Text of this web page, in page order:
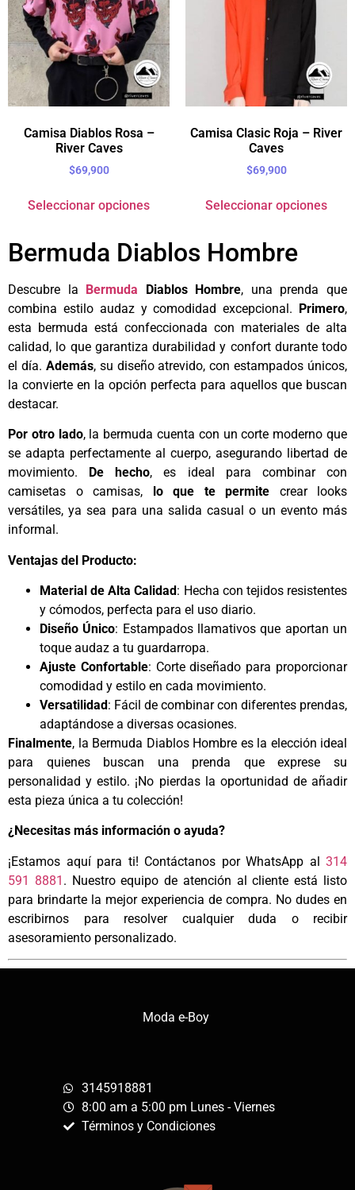
Camisa Diablos Rosa –
River Caves
$69,900
Seleccionar opciones
Camisa Clasic Roja – River
Caves
$69,900
Seleccionar opciones
Bermuda Diablos Hombre
Descubre la Bermuda Diablos Hombre, una prenda que
combina estilo audaz y comodidad excepcional. Primero,
esta bermuda está confeccionada con materiales de alta
calidad, lo que garantiza durabilidad y confort durante todo
el día. Además, su diseño atrevido, con estampados únicos,
la convierte en la opción perfecta para aquellos que buscan
destacar.
Por otro lado, la bermuda cuenta con un corte moderno que
se adapta perfectamente al cuerpo, asegurando libertad de
movimiento.
De hecho, es ideal para combinar con
camisetas o camisas,
lo que te permite crear looks
versátiles, ya sea para una salida casual o un evento más
informal.
Ventajas del Producto:
Material de Alta Calidad: Hecha con tejidos resistentes
y cómodos, perfecta para el uso diario.
Diseño Único: Estampados llamativos que aportan un
toque audaz a tu guardarropa.
Ajuste Confortable: Corte diseñado para proporcionar
comodidad y estilo en cada movimiento.
Versatilidad: Fácil de combinar con diferentes prendas,
adaptándose a diversas ocasiones.
Finalmente, la Bermuda Diablos Hombre es la elección ideal
para quienes buscan una prenda que exprese su
personalidad y estilo. ¡No pierdas la oportunidad de añadir
esta pieza única a tu colección!
¿Necesitas más información o ayuda?
¡Estamos aquí para ti! Contáctanos por WhatsApp al 314
591 8881 . Nuestro equipo de atención al cliente está listo
para brindarte la mejor experiencia de compra. No dudes en
escribirnos para resolver cualquier duda o recibir
asesoramiento personalizado.
Moda e-Boy
3145918881
8:00 am a 5:00 pm Lunes - Viernes
Términos y Condiciones